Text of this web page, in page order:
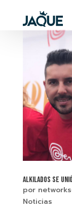
Alkilados se
por
Noticias